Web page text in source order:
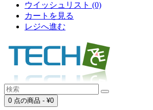
ウイッシュリスト (0)
カートを見る
レジへ進む
0 点の商品 - ¥0